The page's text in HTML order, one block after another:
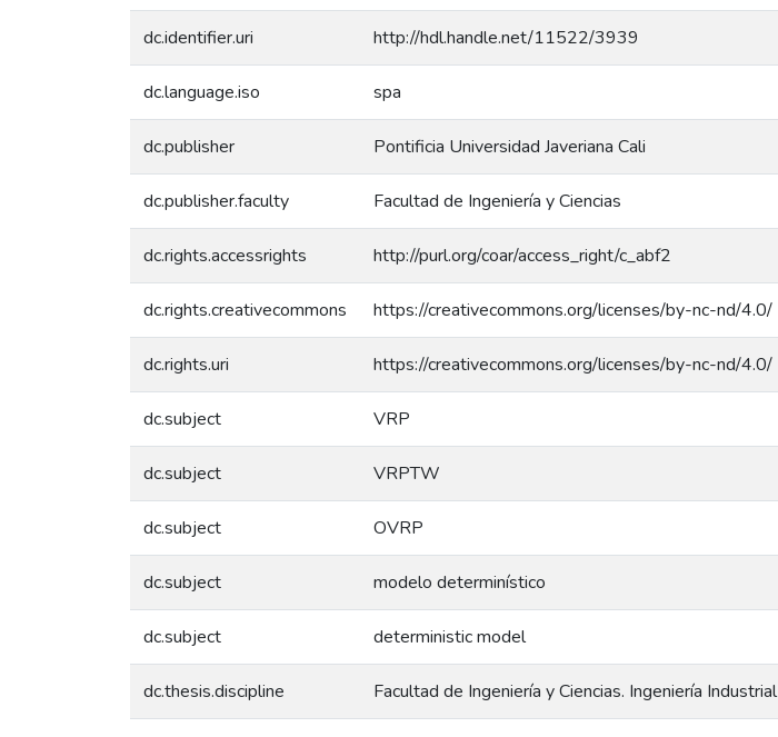
dc.identifier.uri http://hdl.handle.net/11522/3939
dc.language.iso spa
dc.publisher Pontificia Universidad Javeriana Cali
dc.publisher.faculty Facultad de Ingeniería y Ciencias
dc.rights.accessrights http://purl.org/coar/access_right/c_abf2
dc.rights.creativecommons https://creativecommons.org/licenses/by-nc-nd/4.0/
dc.rights.uri https://creativecommons.org/licenses/by-nc-nd/4.0/
dc.subject VRP
dc.subject VRPTW
dc.subject OVRP
dc.subject modelo determinístico
dc.subject deterministic model
dc.thesis.discipline Facultad de Ingeniería y Ciencias. Ingeniería Industrial